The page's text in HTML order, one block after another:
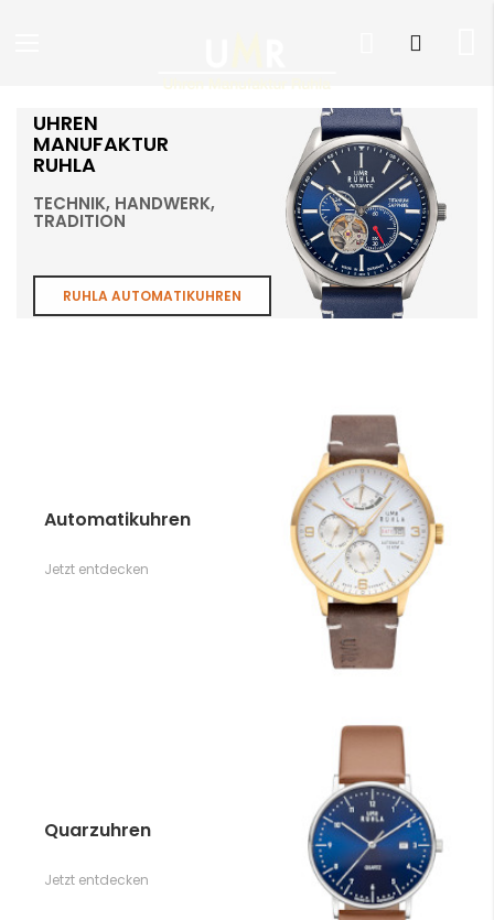
zum
Inhalt
UHREN
MANUFAKTUR
RUHLA
TECHNIK, HANDWERK,
TRADITION
RUHLA AUTOMATIKUHREN
Automatikuhren
Jetzt entdecken
Quarzuhren
Jetzt entdecken